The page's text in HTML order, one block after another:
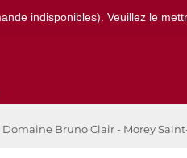
indisponibles). Veuillez le
Domaine Bruno Clair - Morey